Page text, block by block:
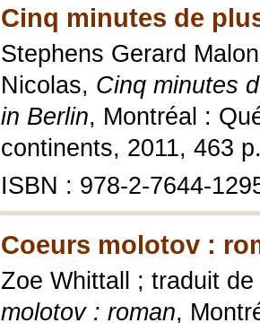
Cinq minutes de
Stephens Gerard
Nicolas, Cinq minutes
in Berlin, Montréal :
continents, 2011, 463
ISBN : 978-2-7644-
Coeurs molotov :
Zoe Whittall ; traduit
molotov : roman,